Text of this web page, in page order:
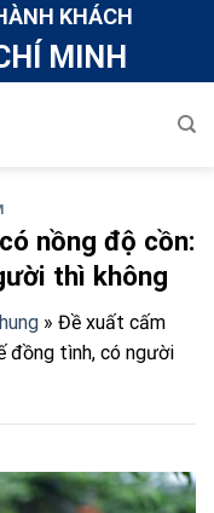
KHÁCH
MINH
nồng độ cồn:
thì không
» Đề xuất cấm
đồng tình, có người